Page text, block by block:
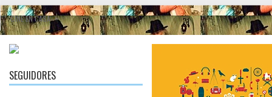
CINE EN CASA »
SEGUIDORES